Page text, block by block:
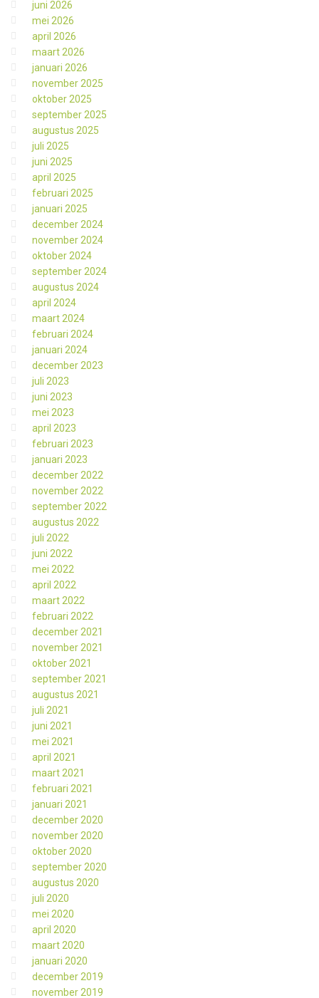
juni 2026
mei 2026
april 2026
maart 2026
januari 2026
november 2025
oktober 2025
september 2025
augustus 2025
juli 2025
juni 2025
april 2025
februari 2025
januari 2025
december 2024
november 2024
oktober 2024
september 2024
augustus 2024
april 2024
maart 2024
februari 2024
januari 2024
december 2023
juli 2023
juni 2023
mei 2023
april 2023
februari 2023
januari 2023
december 2022
november 2022
september 2022
augustus 2022
juli 2022
juni 2022
mei 2022
april 2022
maart 2022
februari 2022
december 2021
november 2021
oktober 2021
september 2021
augustus 2021
juli 2021
juni 2021
mei 2021
april 2021
maart 2021
februari 2021
januari 2021
december 2020
november 2020
oktober 2020
september 2020
augustus 2020
juli 2020
mei 2020
april 2020
maart 2020
januari 2020
december 2019
november 2019